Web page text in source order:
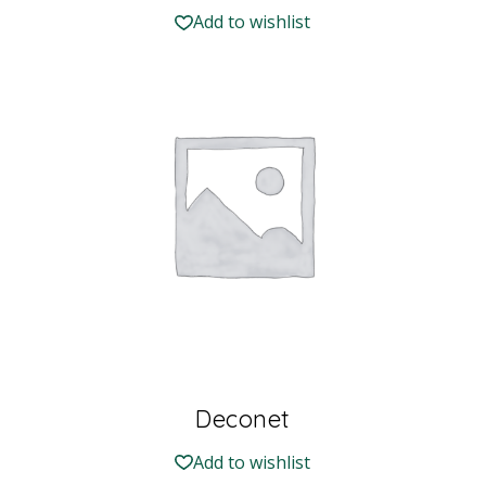
Add to wishlist
Deconet
Add to wishlist